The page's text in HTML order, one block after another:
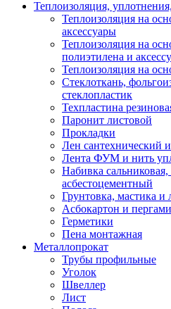
Теплоизоляция,
Теплоизоляция на
аксессуары
Теплоизоляция на
полиэтилена и
Теплоизоляция на
Стеклоткань,
стеклопластик
Техпластина
Паронит листовой
Прокладки
Лен сантехнический
Лента ФУМ и нить
Набивка
асбестоцементный
Грунтовка, мастика и
Асбокартон и
Герметики
Пена монтажная
Металлопрокат
Трубы профильные
Уголок
Швеллер
Лист